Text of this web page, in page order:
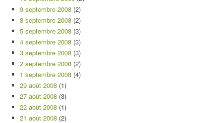
9 septembre 2008 (2)
8 septembre 2008 (2)
5 septembre 2008 (3)
4 septembre 2008 (3)
3 septembre 2008 (3)
2 septembre 2008 (2)
1 septembre 2008 (4)
29 août 2008 (1)
27 août 2008 (3)
22 août 2008 (1)
21 août 2008 (2)